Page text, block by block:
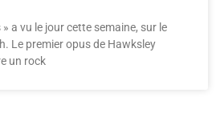
a vu le jour cette semaine, sur le
Le premier opus de Hawksley
un rock